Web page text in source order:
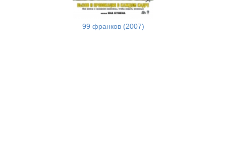
99 франков (2007)